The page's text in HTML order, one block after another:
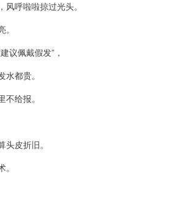
呼啦啦掠过光头。
议佩戴假发”，
都贵。
给报。
皮折旧。